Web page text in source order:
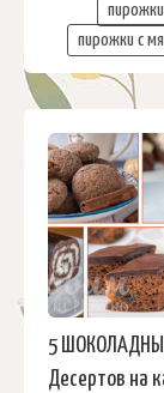
пирожки
пирожки с
5
Десертов на